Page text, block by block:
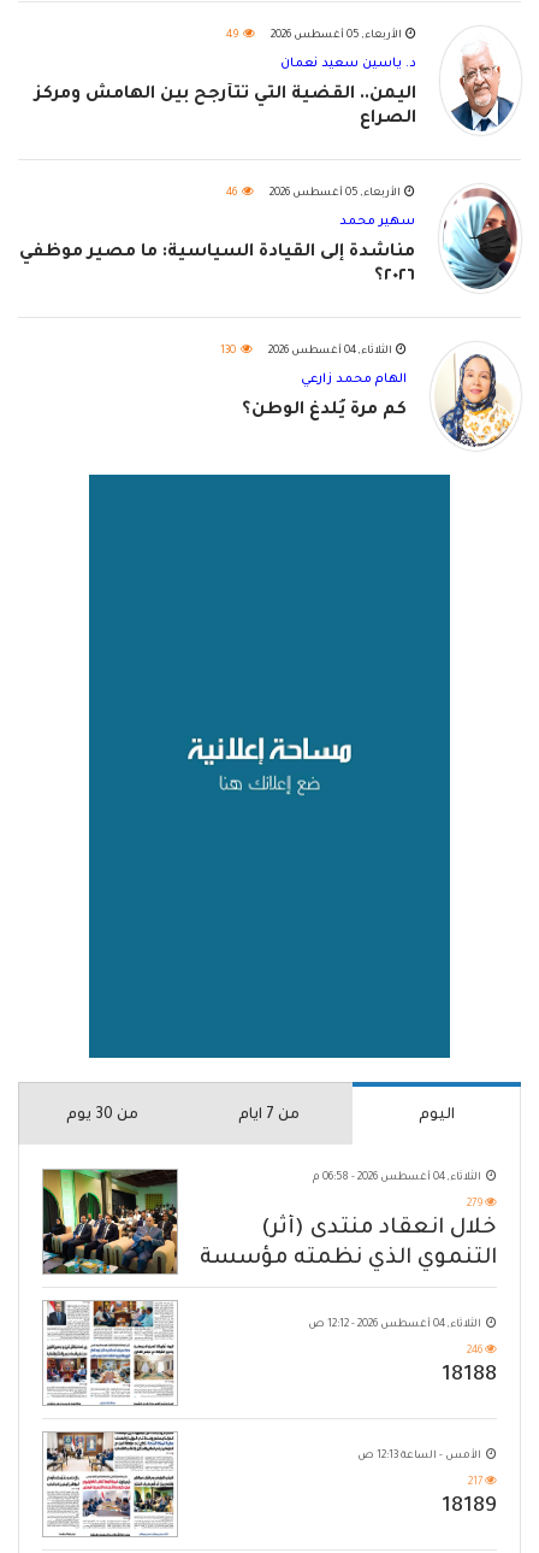
الأربعاء, 05 أغسطس 2026 49
د. ياسين سعيد نعمان
اليمن.. القضية التي تتأرجح بين الهامش ومركز
الصراع
الأربعاء, 05 أغسطس 2026 46
سهير محمد
مناشدة إلى القيادة السياسية: ما مصير موظفي
٢٠٢٦؟
الثلاثاء, 04 أغسطس 2026 130
الهام محمد زارعي
كم مرة يُلدغ الوطن؟
اليوم من 7 ايام من 30 يوم
الثلاثاء, 04 أغسطس 2026 - 06:58 م
279
خلال انعقاد منتدى (أثر)
التنموي الذي نظمته مؤسسة
حضرموت
الثلاثاء, 04 أغسطس 2026 - 12:12 ص
246
18188
الأمس - الساعة 12:13 ص
217
18189